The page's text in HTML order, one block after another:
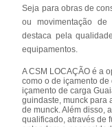
Seja para obras de
ou movimentação
destaca pela
equipamentos.
A CSM LOCAÇÃO é a
como o de içamento
içamento de carga
guindaste, munck para
de munck. Além disso,
qualificado, através de